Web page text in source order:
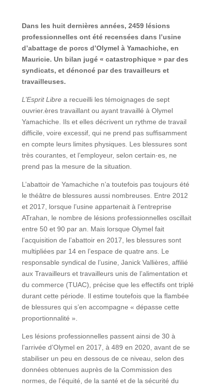
Dans les huit dernières années, 2459 lésions
professionnelles ont été recensées dans l’usine
d’abattage de porcs d’Olymel à Yamachiche, en
Mauricie. Un bilan jugé « catastrophique » par des
syndicats, et dénoncé par des travailleurs et
travailleuses.
L’Esprit Libre a recueilli les témoignages de sept
ouvrier.ères travaillant ou ayant travaillé à Olymel
Yamachiche. Ils et elles décrivent un rythme de travail
difficile, voire excessif, qui ne prend pas suffisamment
en compte leurs limites physiques. Les blessures sont
très courantes, et l’employeur, selon certain·es, ne
prend pas la mesure de la situation.
L’abattoir de Yamachiche n’a toutefois pas toujours été
le théâtre de blessures aussi nombreuses. Entre 2012
et 2017, lorsque l’usine appartenait à l’entreprise
ATrahan, le nombre de lésions professionnelles oscillait
entre 50 et 90 par an. Mais lorsque Olymel fait
l’acquisition de l’abattoir en 2017, les blessures sont
multipliées par 14 en l’espace de quatre ans. Le
responsable syndical de l’usine, Janick Vallières, affilié
aux Travailleurs et travailleurs unis de l’alimentation et
du commerce (TUAC), précise que les effectifs ont triplé
durant cette période. Il estime toutefois que la flambée
de blessures qui s’en accompagne « dépasse cette
proportionnalité ».
Les lésions professionnelles passent ainsi de 30 à
l’arrivée d’Olymel en 2017, à 489 en 2020, avant de se
stabiliser un peu en dessous de ce niveau, selon des
données obtenues auprès de la Commission des
normes, de l'équité, de la santé et de la sécurité du